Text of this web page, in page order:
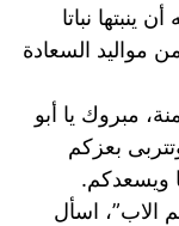
ينبتها نباتا
مواليد السعادة
مبروك يا أبو
بعزكم
ويسعدكم.
الاب”، اسأل